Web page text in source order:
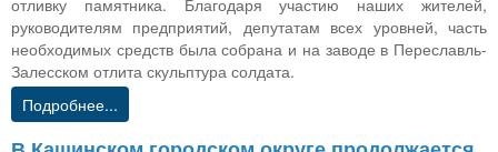
руководителям предприятий, депутатам всех уровней, часть
необходимых средств была собрана и на заводе в Переславль-
Залесском отлита скульптура солдата.
Подробнее...